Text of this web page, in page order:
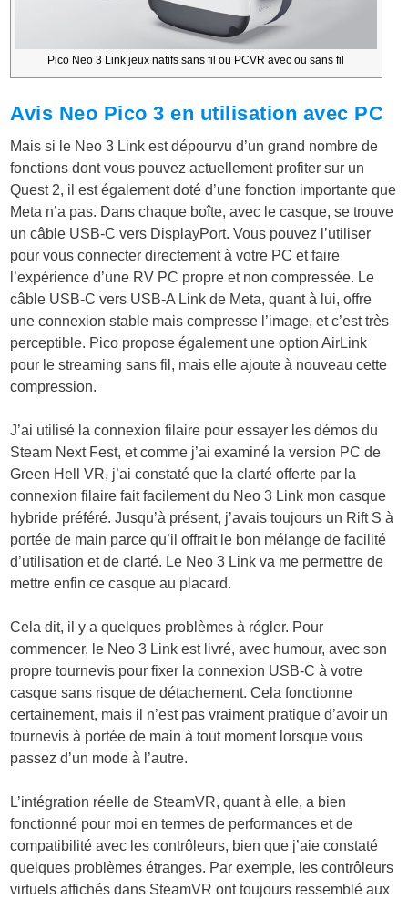
Pico Neo 3 Link jeux natifs sans fil ou PCVR avec ou sans fil
Avis Neo Pico 3 en utilisation avec PC
Mais si le Neo 3 Link est dépourvu d’un grand nombre de
fonctions dont vous pouvez actuellement profiter sur un
Quest 2, il est également doté d’une fonction importante que
Meta n’a pas. Dans chaque boîte, avec le casque, se trouve
un câble USB-C vers DisplayPort. Vous pouvez l’utiliser
pour vous connecter directement à votre PC et faire
l’expérience d’une RV PC propre et non compressée. Le
câble USB-C vers USB-A Link de Meta, quant à lui, offre
une connexion stable mais compresse l’image, et c’est très
perceptible. Pico propose également une option AirLink
pour le streaming sans fil, mais elle ajoute à nouveau cette
compression.
J’ai utilisé la connexion filaire pour essayer les démos du
Steam Next Fest, et comme j’ai examiné la version PC de
Green Hell VR, j’ai constaté que la clarté offerte par la
connexion filaire fait facilement du Neo 3 Link mon casque
hybride préféré. Jusqu’à présent, j’avais toujours un Rift S à
portée de main parce qu’il offrait le bon mélange de facilité
d’utilisation et de clarté. Le Neo 3 Link va me permettre de
mettre enfin ce casque au placard.
Cela dit, il y a quelques problèmes à régler. Pour
commencer, le Neo 3 Link est livré, avec humour, avec son
propre tournevis pour fixer la connexion USB-C à votre
casque sans risque de détachement. Cela fonctionne
certainement, mais il n’est pas vraiment pratique d’avoir un
tournevis à portée de main à tout moment lorsque vous
passez d’un mode à l’autre.
L’intégration réelle de SteamVR, quant à elle, a bien
fonctionné pour moi en termes de performances et de
compatibilité avec les contrôleurs, bien que j’aie constaté
quelques problèmes étranges. Par exemple, les contrôleurs
virtuels affichés dans SteamVR ont toujours ressemblé aux